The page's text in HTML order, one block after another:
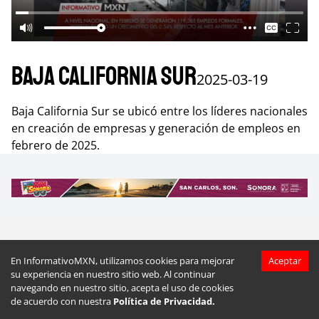
En InformativoMXN, utilizamos cookies para mejorar
su experiencia en nuestro sitio web. Al continuar
navegando en nuestro sitio, acepta el uso de cookies
de acuerdo con nuestra Política de Privacidad.
Aceptar
Baja California Sur2025-03-19
Baja California Sur se ubicó entre los líderes nacionales
en creación de empresas y generación de empleos en
febrero de 2025.
Baja California Sur